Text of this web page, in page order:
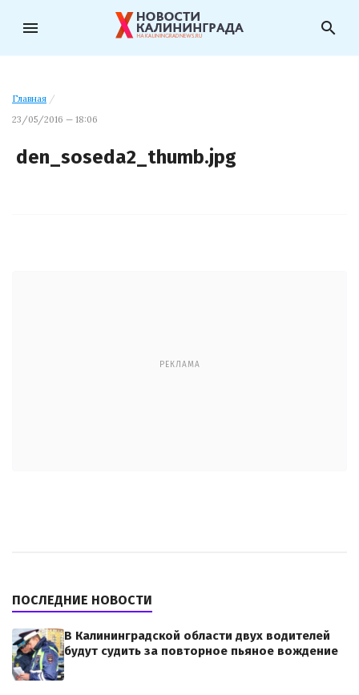
menu search
Главная /
23/05/2016 — 18:06
den_soseda2_thumb.jpg
РЕКЛАМА
ПОСЛЕДНИЕ НОВОСТИ
В Калининградской области двух водителей
будут судить за повторное пьяное вождение